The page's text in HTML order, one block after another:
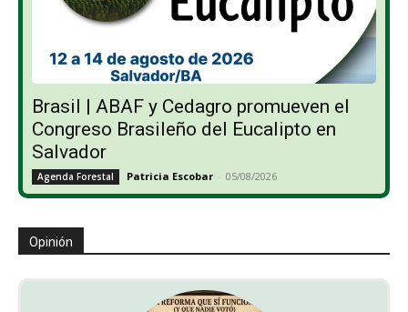
Brasil | ABAF y Cedagro promueven el
Congreso Brasileño del Eucalipto en
Salvador
Agenda Forestal Patricia Escobar - 05/08/2026
Opinión